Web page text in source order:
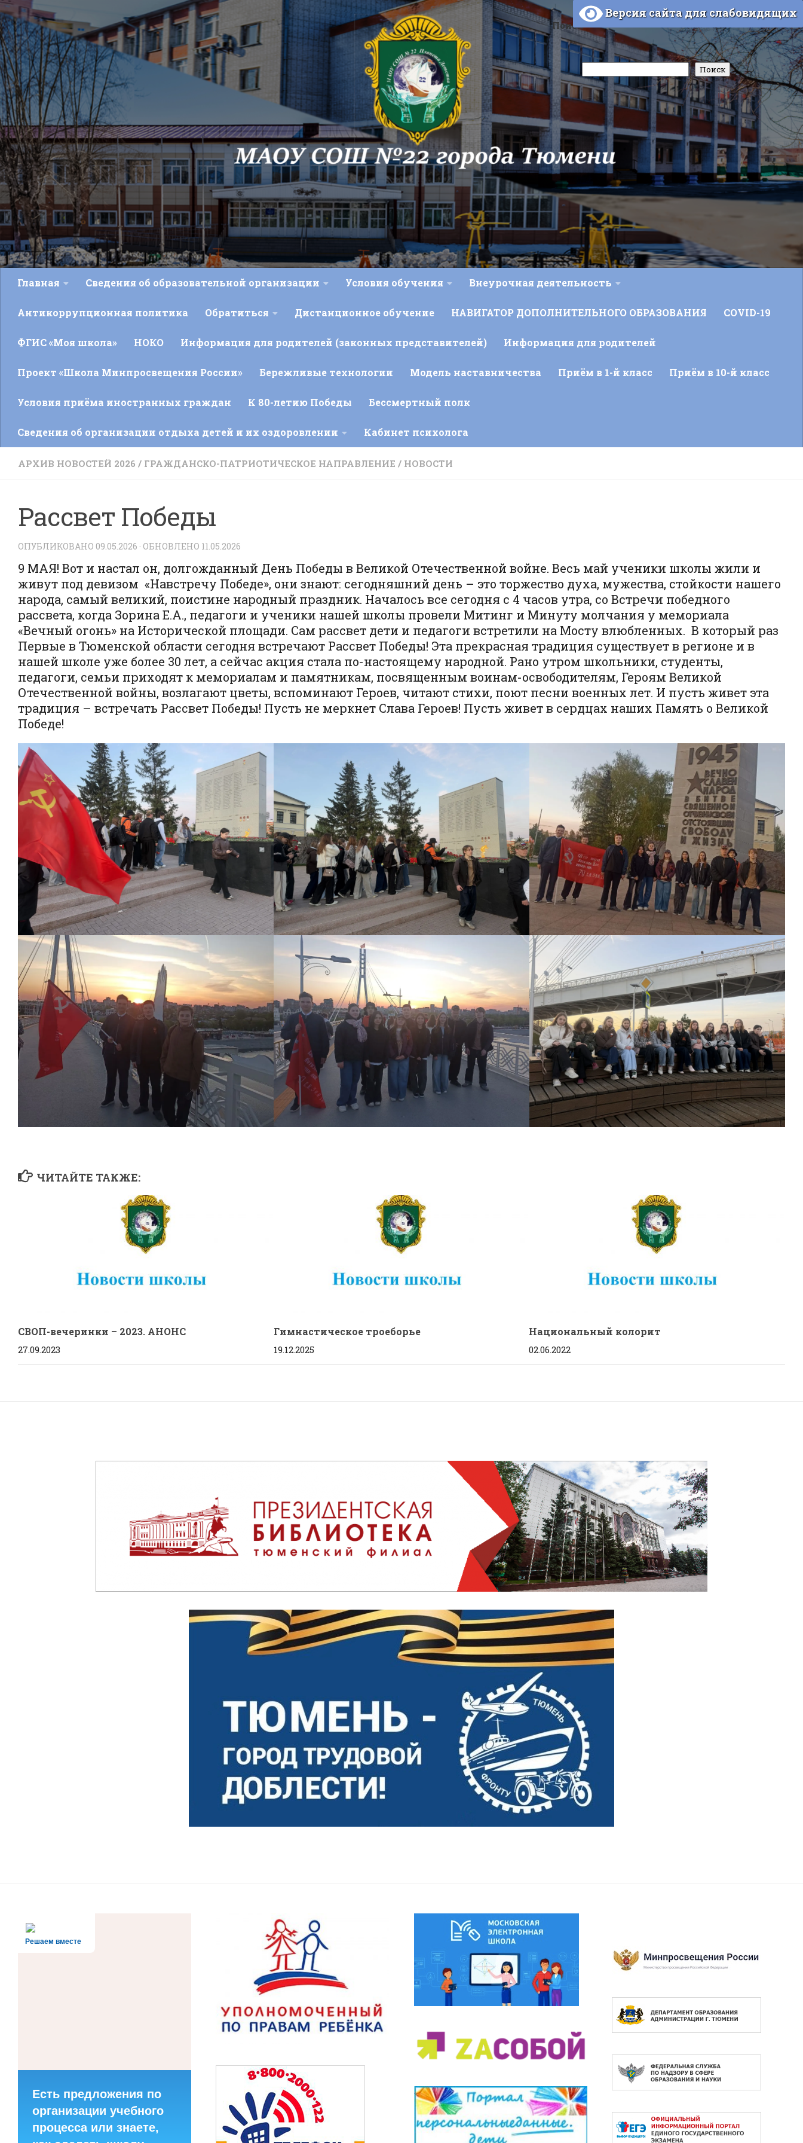
Skip to content Версия сайта для слабовидящих
Поиск
Поиск
Главная Сведения об образовательной организации Условия обучения Внеурочная деятельность
Антикоррупционная политика Обратиться Дистанционное обучение НАВИГАТОР ДОПОЛНИТЕЛЬНОГО ОБРАЗОВАНИЯ COVID-19
ФГИС «Моя школа» НОКО Информация для родителей (законных представителей) Информация для родителей
Проект «Школа Минпросвещения России» Бережливые технологии Модель наставничества Приём в 1-й класс Приём в 10-й класс
Условия приёма иностранных граждан К 80-летию Победы Бессмертный полк
Сведения об организации отдыха детей и их оздоровлении Кабинет психолога
АРХИВ НОВОСТЕЙ 2026 / ГРАЖДАНСКО-ПАТРИОТИЧЕСКОЕ НАПРАВЛЕНИЕ / НОВОСТИ
Рассвет Победы
ОПУБЛИКОВАНО 09.05.2026 · ОБНОВЛЕНО 11.05.2026
9 МАЯ! Вот и настал он, долгожданный День Победы в Великой Отечественной войне. Весь май ученики школы жили и
живут под девизом «Навстречу Победе», они знают: сегодняшний день – это торжество духа, мужества, стойкости нашего
народа, самый великий, поистине народный праздник. Началось все сегодня с 4 часов утра, со Встречи победного
рассвета, когда Зорина Е.А., педагоги и ученики нашей школы провели Митинг и Минуту молчания у мемориала
«Вечный огонь» на Исторической площади. Сам рассвет дети и педагоги встретили на Мосту влюбленных. В который раз
Первые в Тюменской области сегодня встречают Рассвет Победы! Эта прекрасная традиция существует в регионе и в
нашей школе уже более 30 лет, а сейчас акция стала по-настоящему народной. Рано утром школьники, студенты,
педагоги, семьи приходят к мемориалам и памятникам, посвященным воинам-освободителям, Героям Великой
Отечественной войны, возлагают цветы, вспоминают Героев, читают стихи, поют песни военных лет. И пусть живет эта
традиция – встречать Рассвет Победы! Пусть не меркнет Слава Героев! Пусть живет в сердцах наших Память о Великой
Победе!
ЧИТАЙТЕ ТАКЖЕ:
СВОП-вечеринки – 2023. АНОНС
27.09.2023
Гимнастическое троеборье
19.12.2025
Национальный колорит
02.06.2022
Решаем вместе
Есть предложения по
организации учебного
процесса или знаете,